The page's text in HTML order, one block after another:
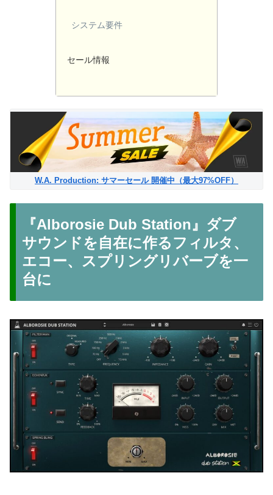
システム要件
セール情報
W.A. Production: サマーセール 開催中（最大97%OFF）
『Alborosie Dub Station』ダブ
サウンドを自在に作るフィルタ、
エコー、スプリングリバーブを一
台に